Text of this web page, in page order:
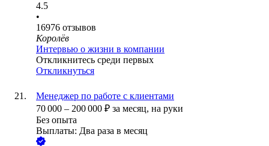
4.5
•
16976 отзывов
Королёв
Интервью о жизни в компании
Откликнитесь среди первых
Откликнуться
Менеджер по работе с клиентами
70 000 – 200 000 ₽ за месяц, на руки
Без опыта
Выплаты: Два раза в месяц